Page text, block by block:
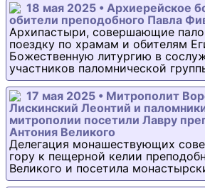
18 мая 2025 • Архиерейское
обители преподобного Павла
Архипастыри, совершающие
поездку по храмам и обителям
Божественную литургию в
участников паломнической
17 мая 2025 • Митрополит
Лискинский Леонтий и
митрополии посетили Лавру
Антония Великого
Делегация монашествующих
гору к пещерной келии
Великого и посетила